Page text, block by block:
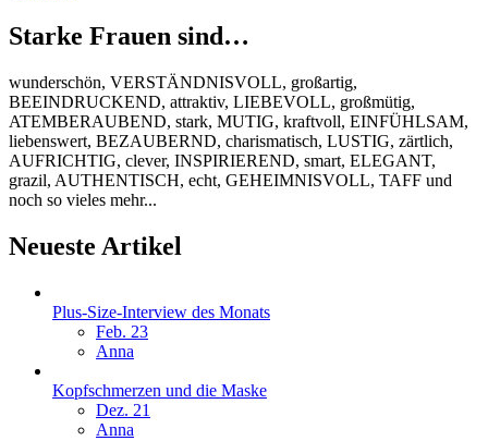
Starke Frauen sind…
wunderschön, VERSTÄNDNISVOLL, großartig,
BEEINDRUCKEND, attraktiv, LIEBEVOLL, großmütig,
ATEMBERAUBEND, stark, MUTIG, kraftvoll, EINFÜHLSAM,
liebenswert, BEZAUBERND, charismatisch, LUSTIG, zärtlich,
AUFRICHTIG, clever, INSPIRIEREND, smart, ELEGANT,
grazil, AUTHENTISCH, echt, GEHEIMNISVOLL, TAFF und
noch so vieles mehr...
Neueste Artikel
Plus-Size-Interview des Monats
Feb. 23
Anna
Kopfschmerzen und die Maske
Dez. 21
Anna